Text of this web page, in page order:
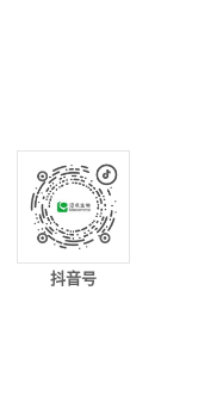
抖音号